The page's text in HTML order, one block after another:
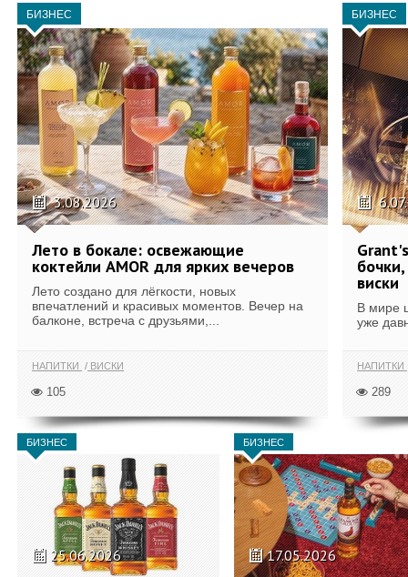
БИЗНЕС
3.08.2026
Лето в бокале: освежающие
коктейли AMOR для ярких вечеров
Лето создано для лёгкости, новых
впечатлений и красивых моментов. Вечер на
балконе, встреча с друзьями,...
НАПИТКИ ВИСКИ
105
БИЗНЕС
виски
В мире
уже
НАПИТКИ
289
БИЗНЕС
25.06.2026
БИЗНЕС
17.05.2026